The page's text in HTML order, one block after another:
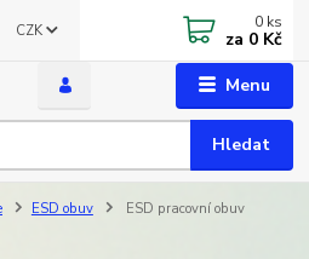
Menu
CZK
Hledat
0 ks
za 0 Kč
ESD obuv
ESD pracovní obuv